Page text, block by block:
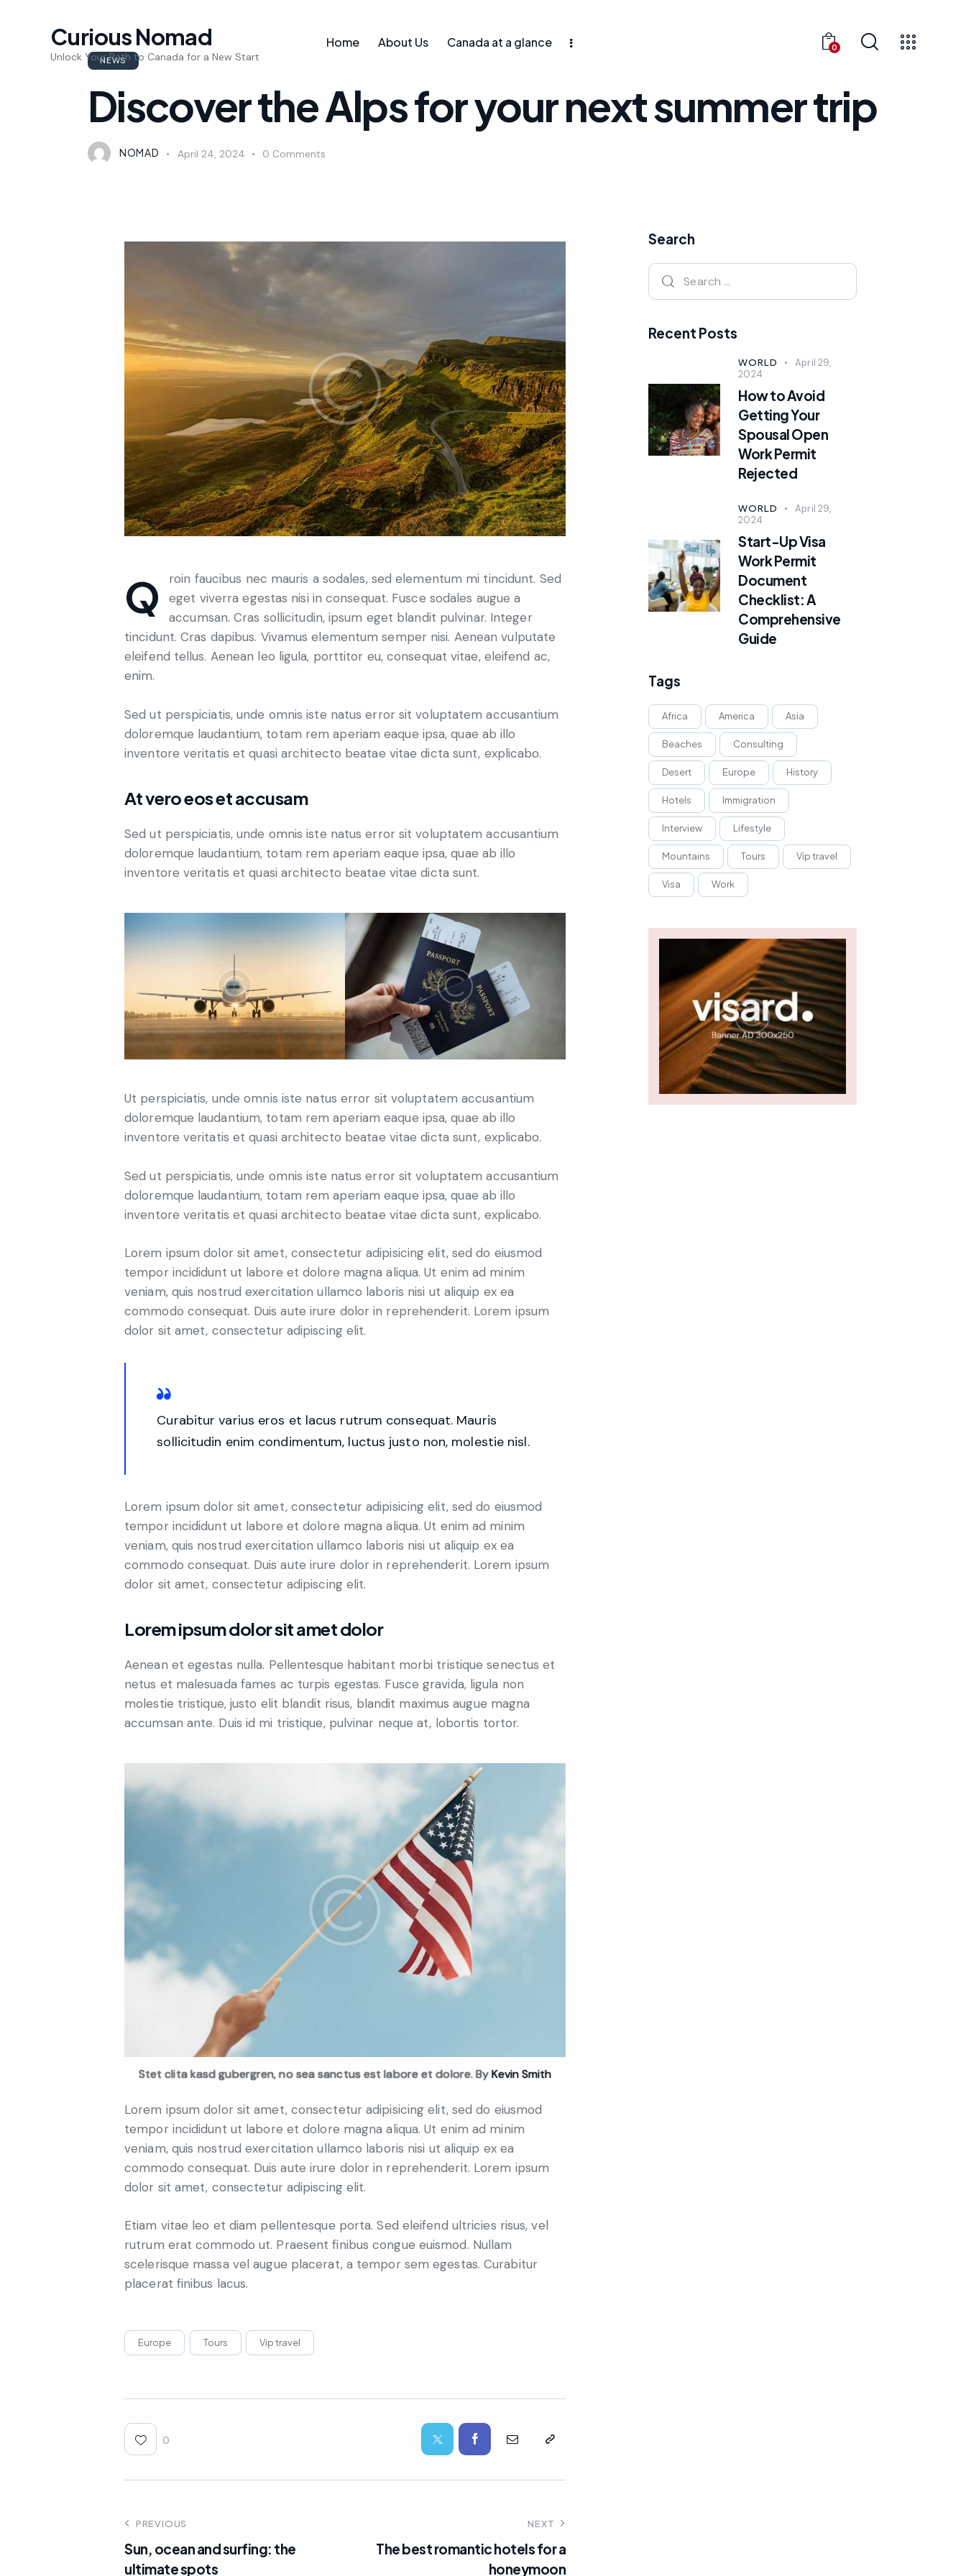
Curious Nomad
Unlock Your Path to Canada for a New Start
Home About Us Canada at a glance 0
NEWS
Discover the Alps for your next summer trip
NOMAD April 24, 2024 0 Comments
Qroin faucibus nec mauris a sodales, sed elementum mi tincidunt. Sed
eget viverra egestas nisi in consequat. Fusce sodales augue a
accumsan. Cras sollicitudin, ipsum eget blandit pulvinar. Integer
tincidunt. Cras dapibus. Vivamus elementum semper nisi. Aenean vulputate
eleifend tellus. Aenean leo ligula, porttitor eu, consequat vitae, eleifend ac,
enim.
Sed ut perspiciatis, unde omnis iste natus error sit voluptatem accusantium
doloremque laudantium, totam rem aperiam eaque ipsa, quae ab illo
inventore veritatis et quasi architecto beatae vitae dicta sunt, explicabo.
At vero eos et accusam
Sed ut perspiciatis, unde omnis iste natus error sit voluptatem accusantium
doloremque laudantium, totam rem aperiam eaque ipsa, quae ab illo
inventore veritatis et quasi architecto beatae vitae dicta sunt.
Ut perspiciatis, unde omnis iste natus error sit voluptatem accusantium
doloremque laudantium, totam rem aperiam eaque ipsa, quae ab illo
inventore veritatis et quasi architecto beatae vitae dicta sunt, explicabo.
Sed ut perspiciatis, unde omnis iste natus error sit voluptatem accusantium
doloremque laudantium, totam rem aperiam eaque ipsa, quae ab illo
inventore veritatis et quasi architecto beatae vitae dicta sunt, explicabo.
Lorem ipsum dolor sit amet, consectetur adipisicing elit, sed do eiusmod
tempor incididunt ut labore et dolore magna aliqua. Ut enim ad minim
veniam, quis nostrud exercitation ullamco laboris nisi ut aliquip ex ea
commodo consequat. Duis aute irure dolor in reprehenderit. Lorem ipsum
dolor sit amet, consectetur adipiscing elit.
Curabitur varius eros et lacus rutrum consequat. Mauris
sollicitudin enim condimentum, luctus justo non, molestie nisl.
Lorem ipsum dolor sit amet, consectetur adipisicing elit, sed do eiusmod
tempor incididunt ut labore et dolore magna aliqua. Ut enim ad minim
veniam, quis nostrud exercitation ullamco laboris nisi ut aliquip ex ea
commodo consequat. Duis aute irure dolor in reprehenderit. Lorem ipsum
dolor sit amet, consectetur adipiscing elit.
Lorem ipsum dolor sit amet dolor
Aenean et egestas nulla. Pellentesque habitant morbi tristique senectus et
netus et malesuada fames ac turpis egestas. Fusce gravida, ligula non
molestie tristique, justo elit blandit risus, blandit maximus augue magna
accumsan ante. Duis id mi tristique, pulvinar neque at, lobortis tortor.
Stet clita kasd gubergren, no sea sanctus est labore et dolore. ByKevin Smith
Lorem ipsum dolor sit amet, consectetur adipisicing elit, sed do eiusmod
tempor incididunt ut labore et dolore magna aliqua. Ut enim ad minim
veniam, quis nostrud exercitation ullamco laboris nisi ut aliquip ex ea
commodo consequat. Duis aute irure dolor in reprehenderit. Lorem ipsum
dolor sit amet, consectetur adipiscing elit.
Etiam vitae leo et diam pellentesque porta. Sed eleifend ultricies risus, vel
rutrum erat commodo ut. Praesent finibus congue euismod. Nullam
scelerisque massa vel augue placerat, a tempor sem egestas. Curabitur
placerat finibus lacus.
Europe Tours Vip travel
0
PREVIOUS
Sun, ocean and surfing: the
ultimate spots
NEXT
The best romantic hotels for a
honeymoon
Search
Recent Posts
WORLD
April 29,
2024
How to Avoid
Getting Your
Spousal Open
Work Permit
Rejected
WORLD
April 29,
2024
Start-Up Visa
Work Permit
Document
Checklist: A
Comprehensive
Guide
Tags
Africa America Asia
Beaches Consulting
Desert Europe History
Hotels Immigration
Interview Lifestyle
Mountains Tours Vip travel
Visa Work